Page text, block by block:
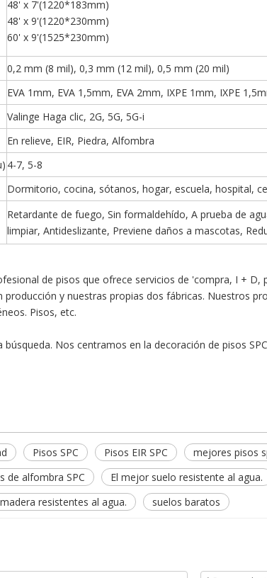
48' x 7'(1220*183mm)
48' x 9'(1220*230mm)
60' x 9'(1525*230mm)
0,2 mm (8 mil), 0,3 mm (12 mil), 0,5 mm (20 mil)
EVA 1mm, EVA 1,5mm, EVA 2mm, IXPE 1mm, IXPE
Valinge Haga clic, 2G, 5G, 5G-i
En relieve, EIR, Piedra, Alfombra
4-7, 5-8
Dormitorio, cocina, sótanos, hogar, escuela, hospital,
Retardante de fuego, Sin formaldehído, A prueba de
limpiar, Antideslizante, Previene daños a mascotas,
de pisos que ofrece servicios de 'compra, I +
producción y nuestras propias dos fábricas. Nuestros
Pisos, etc.
búsqueda. Nos centramos en la decoración de pisos
Pisos SPC Pisos EIR SPC mejores pisos
de alfombra SPC
El mejor suelo resistente al agua.
resistentes al agua.
suelos baratos